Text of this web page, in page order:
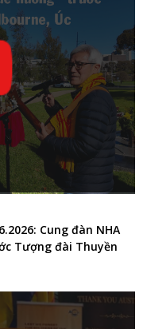
Cung đàn NHA
Tượng đài Thuyền